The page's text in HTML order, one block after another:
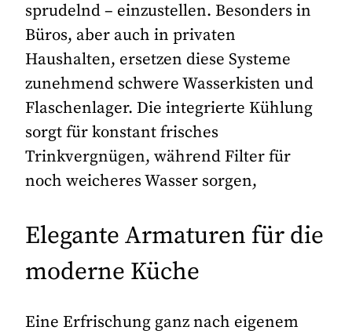
sprudelnd – einzustellen. Besonders in
Büros, aber auch in privaten
Haushalten, ersetzen diese Systeme
zunehmend schwere Wasserkisten und
Flaschenlager. Die integrierte Kühlung
sorgt für konstant frisches
Trinkvergnügen, während Filter für
noch weicheres Wasser sorgen,
Elegante Armaturen für die
moderne Küche
Eine Erfrischung ganz nach eigenem